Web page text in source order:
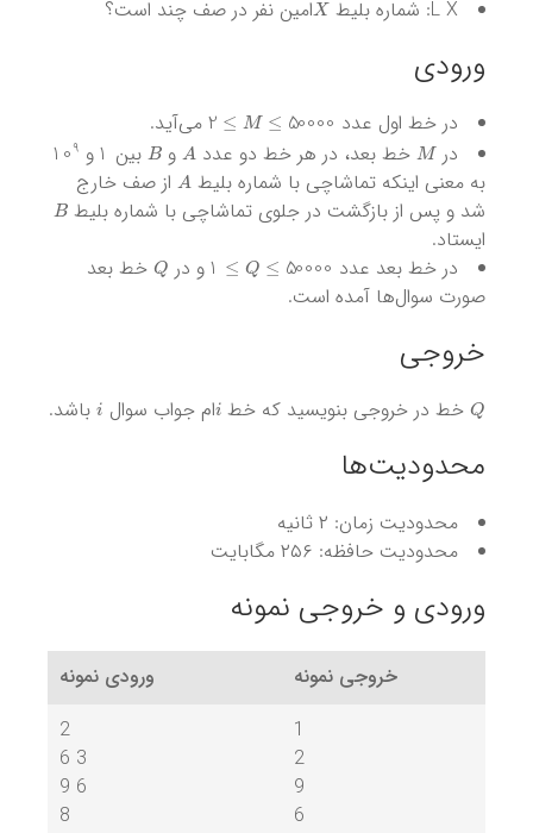
L X: شماره بلیط
امین نفر در صف چند است؟
ورودی
در خط اول عدد ≤
M 50000
می‌آید.
در Mخط بعد، در هر خط دو عدد Aو Bبین و 109
به معنی اینکه تماشاچی با شماره بلیط A از صف خارج
شد و پس از بازگشت در جلوی تماشاچی با شماره بلیط B
ایستاد.
در خط بعد عدد
≤
50000 و در Qخط بعد
صورت سوال‌ها آمده است.
خروجی
Qخط در خروجی بنویسید که خط ام جواب سوال iباشد.
محدودیت‌ها
محدودیت زمان: ۲ ثانیه
محدودیت حافظه: ۲۵۶ مگابایت
ورودی و خروجی نمونه
ورودی نمونه
خروجی نمونه
2
6 3
9 6
8
1
2
9
6